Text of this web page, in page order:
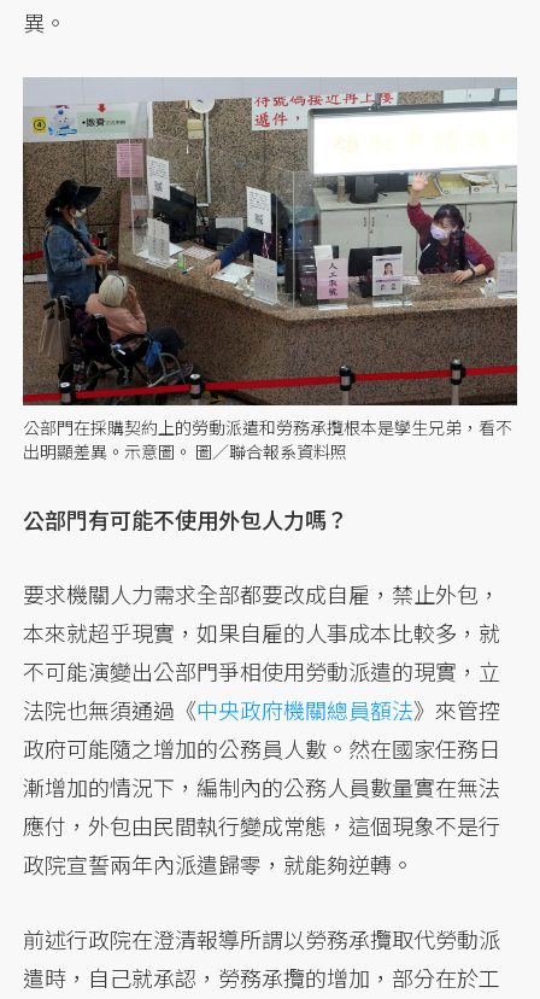
異。
公部門在採購契約上的勞動派遣和勞務承攬根本是孿生兄弟，看不
出明顯差異。示意圖。 圖／聯合報系資料照
公部門有可能不使用外包人力嗎？
要求機關人力需求全部都要改成自雇，禁止外包，
本來就超乎現實，如果自雇的人事成本比較多，就
不可能演變出公部門爭相使用勞動派遣的現實，立
法院也無須通過《中央政府機關總員額法》來管控
政府可能隨之增加的公務員人數。然在國家任務日
漸增加的情況下，編制內的公務人員數量實在無法
應付，外包由民間執行變成常態，這個現象不是行
政院宣誓兩年內派遣歸零，就能夠逆轉。
前述行政院在澄清報導所謂以勞務承攬取代勞動派
遣時，自己就承認，勞務承攬的增加，部分在於工